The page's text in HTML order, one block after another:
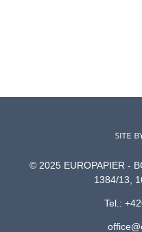
© 2025 EUROPAPIER -
1384/13,
Tel.: